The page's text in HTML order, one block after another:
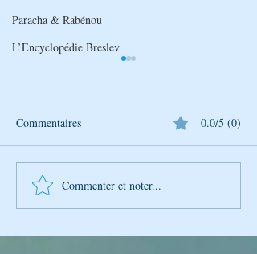
Paracha & Rabénou
L’Encyclopédie Breslev
Découverte Hebdomadaire
de la Sagesse de Rabbi
Commentaires 0.0/5 (0)
Commenter et noter...